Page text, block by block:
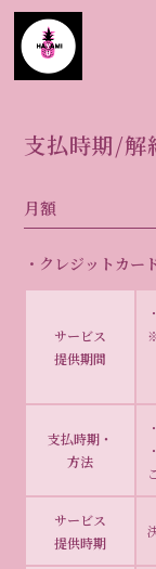
PROFILE
会員登録
支払時期/解
月額
・クレジットカー
サービス
提供期間
支払時期・
方法
サービス
提供時期